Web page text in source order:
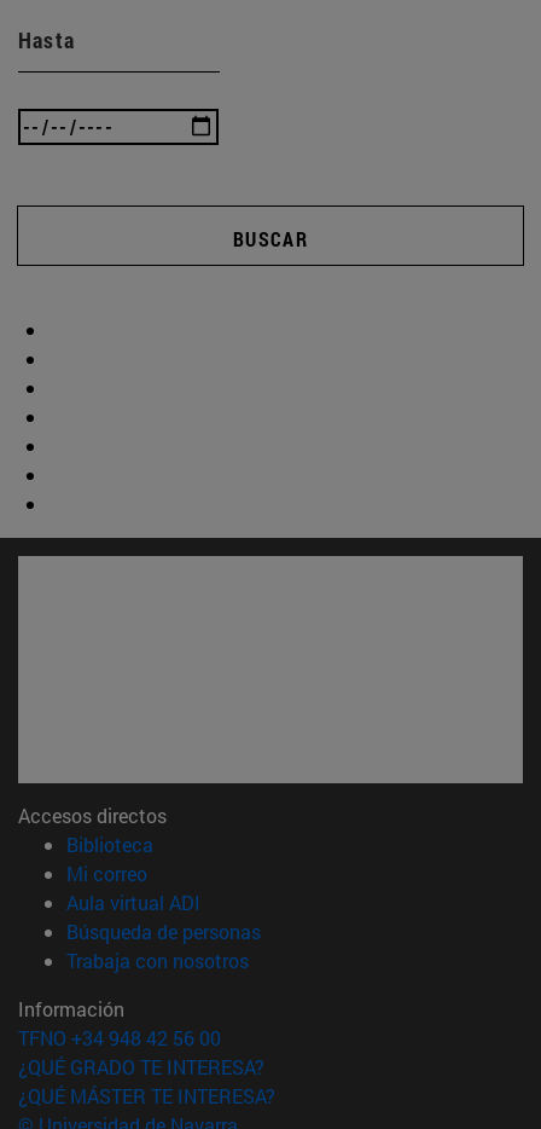
Hasta
BUSCAR
Accesos directos
Biblioteca
Mi correo(abre en nueva ventana)
Aula virtual ADI
Búsqueda de personas(abre en nueva ventana)
Trabaja con nosotros(abre en nueva ventana)
Información
TFNO +34 948 42 56 00
¿QUÉ GRADO TE INTERESA?
¿QUÉ MÁSTER TE INTERESA?